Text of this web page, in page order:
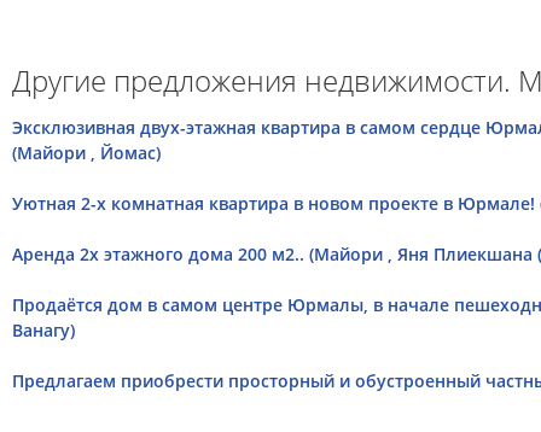
Другие предложения недвижимости.
Эксклюзивная двух-этажная квартира в самом сердце
(Майори , Йомас)
Уютная 2-х комнатная квартира в новом проекте в
Аренда 2х этажного дома 200 м2.. (Майори , Яня Плиекшана
Продаётся дом в самом центре Юрмалы, в начале
Ванагу)
Предлагаем приобрести просторный и обустроенный